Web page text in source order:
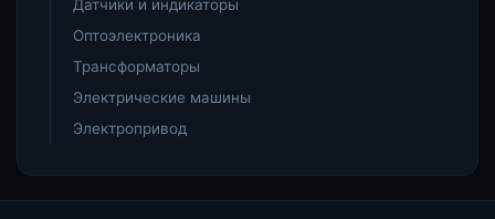
Датчики и индикаторы
Оптоэлектроника
Трансформаторы
Электрические машины
Электропривод